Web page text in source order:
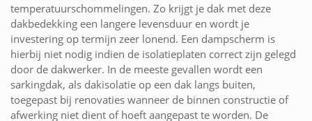
temperatuurschommelingen. Zo krijgt je dak met deze
dakbedekking een langere levensduur en wordt je
investering op termijn zeer lonend. Een dampscherm is
hierbij niet nodig indien de isolatieplaten correct zijn gelegd
door de dakwerker. In de meeste gevallen wordt een
sarkingdak, als dakisolatie op een dak langs buiten,
toegepast bij renovaties wanneer de binnen constructie of
afwerking niet dient of hoeft aangepast te worden. De